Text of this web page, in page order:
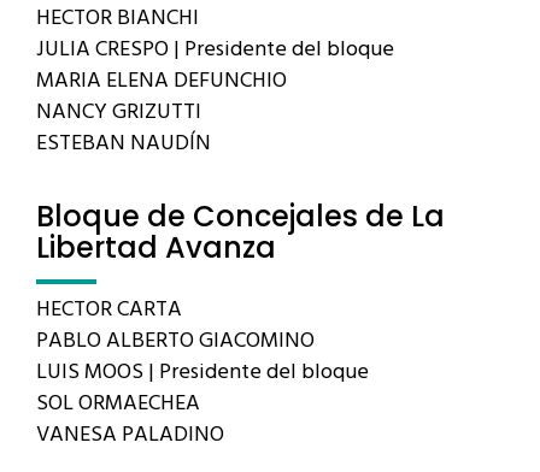
HECTOR BIANCHI
JULIA CRESPO | Presidente del bloque
MARIA ELENA DEFUNCHIO
NANCY GRIZUTTI
ESTEBAN NAUDÍN
Bloque de Concejales de La
Libertad Avanza
HECTOR CARTA
PABLO ALBERTO GIACOMINO
LUIS MOOS | Presidente del bloque
SOL ORMAECHEA
VANESA PALADINO